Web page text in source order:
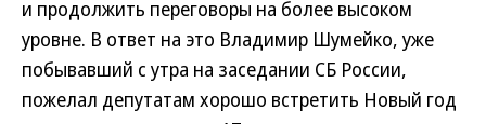
и продолжить переговоры на более высоком
уровне. В ответ на это Владимир Шумейко, уже
побывавший с утра на заседании СБ России,
пожелал депутатам хорошо встретить Новый год